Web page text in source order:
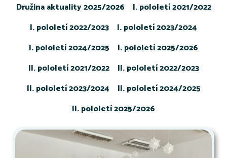
Družina aktuality 2025/2026
I. pololetí 2021/2022
I. pololetí 2022/2023
I. pololetí 2023/2024
I. pololetí 2024/2025
I. pololetí 2025/2026
II. pololetí 2021/2022
II. pololetí 2022/2023
II. pololetí 2023/2024
II. pololetí 2024/2025
II. pololetí 2025/2026